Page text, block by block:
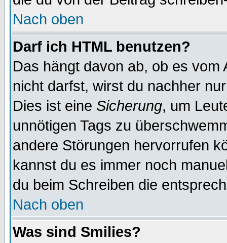
Nach oben
Darf ich HTML benutzen?
Das hängt davon ab, ob es
nicht darfst, wirst du nachher
Dies ist eine Sicherung, um
unnötigen Tags zu
andere Störungen hervorrufen
kannst du es immer noch
du beim Schreiben die
Nach oben
Was sind Smilies?